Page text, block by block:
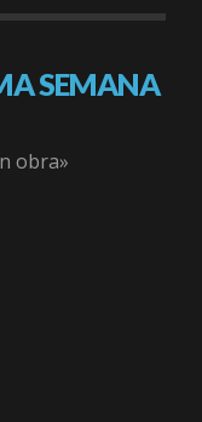
SEMANA
obra»